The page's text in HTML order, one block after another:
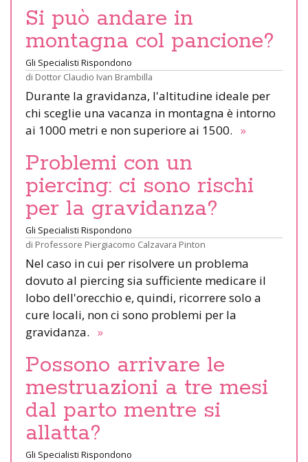
Si può andare in
montagna col pancione?
Gli Specialisti Rispondono
di Dottor Claudio Ivan Brambilla
Durante la gravidanza, l'altitudine ideale per
chi sceglie una vacanza in montagna è intorno
ai 1000 metri e non superiore ai 1500. »
Problemi con un
piercing: ci sono rischi
per la gravidanza?
Gli Specialisti Rispondono
di Professore Piergiacomo Calzavara Pinton
Nel caso in cui per risolvere un problema
dovuto al piercing sia sufficiente medicare il
lobo dell'orecchio e, quindi, ricorrere solo a
cure locali, non ci sono problemi per la
gravidanza. »
Possono arrivare le
mestruazioni a tre mesi
dal parto mentre si
allatta?
Gli Specialisti Rispondono